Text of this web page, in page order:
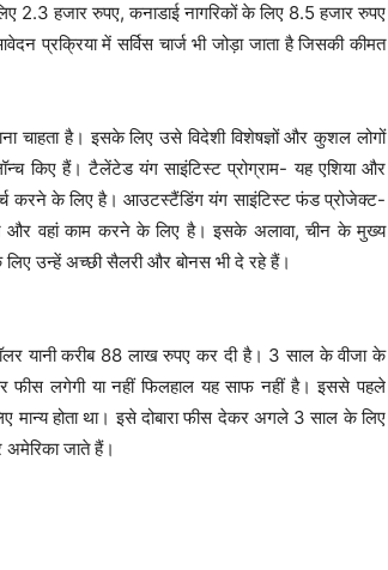
2.3 हजार रुपए, कनाडाई नागरिकों के लिए 8.5 हजार रुपए
प्रक्रिया में सर्विस चार्ज भी जोड़ा जाता है जिसकी कीमत
चाहता है। इसके लिए उसे विदेशी विशेषज्ञों और कुशल लोगों
किए हैं। टैलेंटेड यंग साइंटिस्ट प्रोग्राम- यह एशिया और
करने के लिए है। आउटस्टैंडिंग यंग साइंटिस्ट फंड प्रोजेक्ट-
और वहां काम करने के लिए है। इसके अलावा, चीन के मुख्य
लिए उन्हें अच्छी सैलरी और बोनस भी दे रहे हैं।
यानी करीब 88 लाख रुपए कर दी है। 3 साल के वीजा के
फीस लगेगी या नहीं फिलहाल यह साफ नहीं है। इससे पहले
होता था। इसे दोबारा फीस देकर अगले 3 साल के लिए
अमेरिका जाते हैं।